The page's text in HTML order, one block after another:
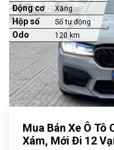
Động cơ Xăng
Hộp số Số tự động
Odo 120 km
Mua Bán Xe Ô Tô
Xám, Mới Đi 12